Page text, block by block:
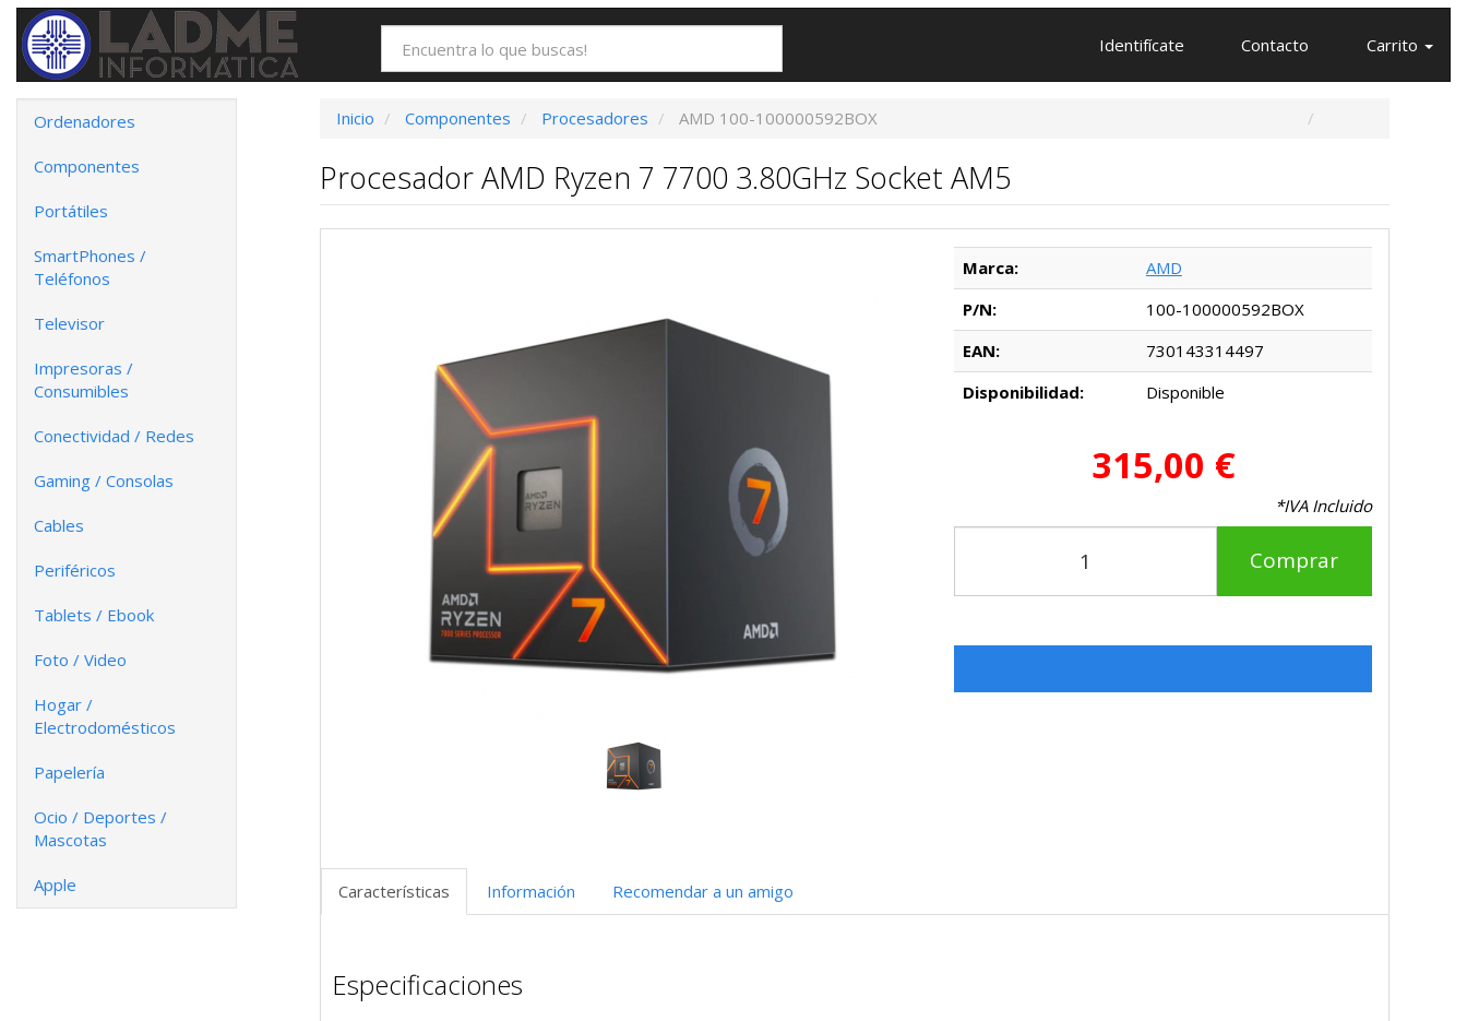
Identifícate Contacto Carrito
Ordenadores
Componentes
Portátiles
SmartPhones /
Teléfonos
Televisor
Impresoras /
Consumibles
Conectividad / Redes
Gaming / Consolas
Cables
Periféricos
Tablets / Ebook
Foto / Video
Hogar /
Electrodomésticos
Papelería
Ocio / Deportes /
Mascotas
Apple
Inicio Componentes Procesadores AMD 100-100000592BOX
Procesador AMD Ryzen 7 7700 3.80GHz Socket AM5
Marca:
AMD
P/N:
100-100000592BOX
EAN:
730143314497
Disponibilidad:
Disponible
315,00 €
*IVA Incluido
Comprar
Características Información Recomendar a un amigo
Especificaciones